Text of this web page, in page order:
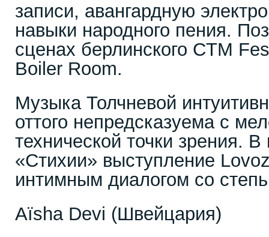
записи, авангардную
навыки народного пения.
сценах берлинского CTM
Boiler Room.
Музыка Толчневой
оттого непредсказуема с
технической точки зрения.
«Стихии» выступление
интимным диалогом со
Aïsha Devi (Швейцария)